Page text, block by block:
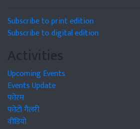
Subscribe to print edition
Subscribe to digital edition
Activities
Upcoming Events
Events Update
फोरम
फोटो गैलरी
वीडियो